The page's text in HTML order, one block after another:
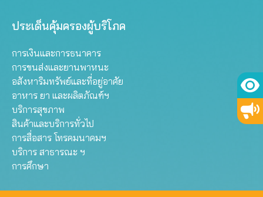
ประเด็นคุ้มครองผู้บริโภค
การเงินและการธนาคาร
การขนส่งและยานพาหนะ
อสังหาริมทรัพย์และที่อยู่อาศัย
อาหาร ยา และผลิตภัณฑ์ฯ
บริการสุขภาพ
สินค้าและบริการทั่วไป
การสื่อสาร โทรคมนาคมฯ
บริการ สาธารณะ ฯ
การศึกษา